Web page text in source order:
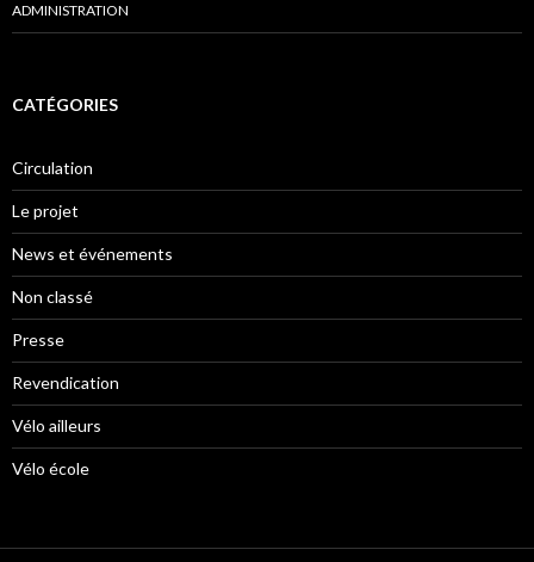
ADMINISTRATION
CATÉGORIES
Circulation
Le projet
News et événements
Non classé
Presse
Revendication
Vélo ailleurs
Vélo école